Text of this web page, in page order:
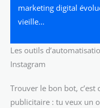
marketing digital
vieille…
Les outils
Instagram
Trouver le bon bot,
publicitaire : tu veux un